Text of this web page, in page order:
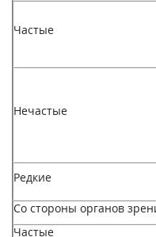
Частые
Нечастые
Редкие
Со стороны органов
Частые